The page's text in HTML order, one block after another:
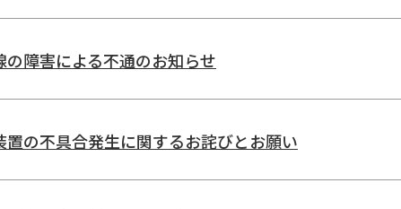
の障害による不通のお知らせ
置の不具合発生に関するお詫びとお願い
月 火 水 木 金
● ●